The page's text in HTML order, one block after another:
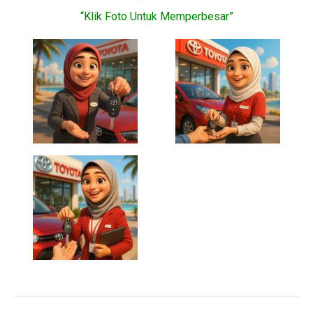
“Klik Foto Untuk Memperbesar”